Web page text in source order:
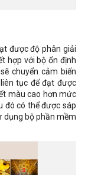
được độ phân giải
hợp với bộ ổn định
chuyển cảm biến
tục để đạt được
màu cao hơn mức
đó có thể được sáp
dụng bộ phần mềm